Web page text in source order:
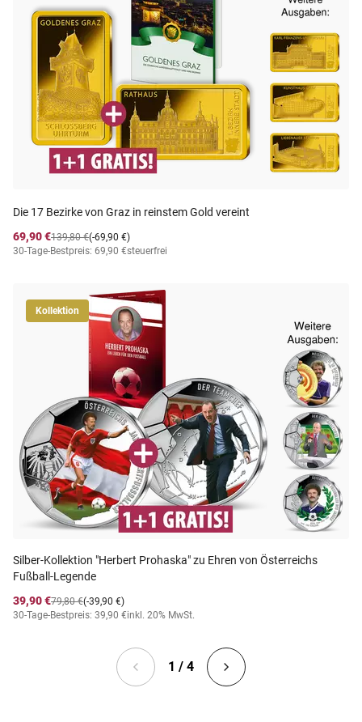
Die 17 Bezirke von Graz in reinstem Gold vereint
69,90 €
(-69,90 €)
139,80 €
30-Tage-Bestpreis: 69,90 €steuerfrei
Kollektion
Silber-Kollektion "Herbert Prohaska" zu Ehren von Österreichs
Fußball-Legende
39,90 €
(-39,90 €)
79,80 €
30-Tage-Bestpreis: 39,90 €inkl. 20% MwSt.
1 / 4